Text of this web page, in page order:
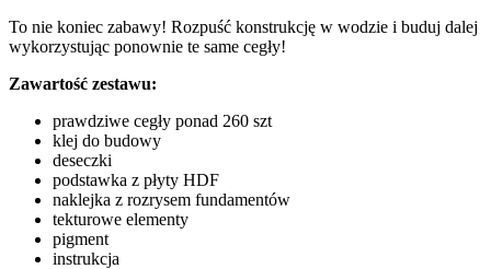
To nie koniec zabawy! Rozpuść konstrukcję w wodzie i buduj dalej
wykorzystując ponownie te same cegły!
Zawartość zestawu:
prawdziwe cegły ponad 260 szt
klej do budowy
deseczki
podstawka z płyty HDF
naklejka z rozrysem fundamentów
tekturowe elementy
pigment
instrukcja